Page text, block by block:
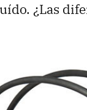
¿Las